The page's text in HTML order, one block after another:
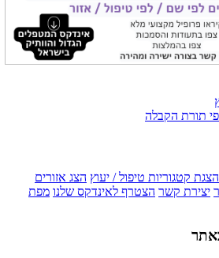
תורת הקבלה
הצגת קטגוריות טיפול / יעוץ הצג אזורים
יצירת קשר הצטרף לאינדקס שלנו מפת